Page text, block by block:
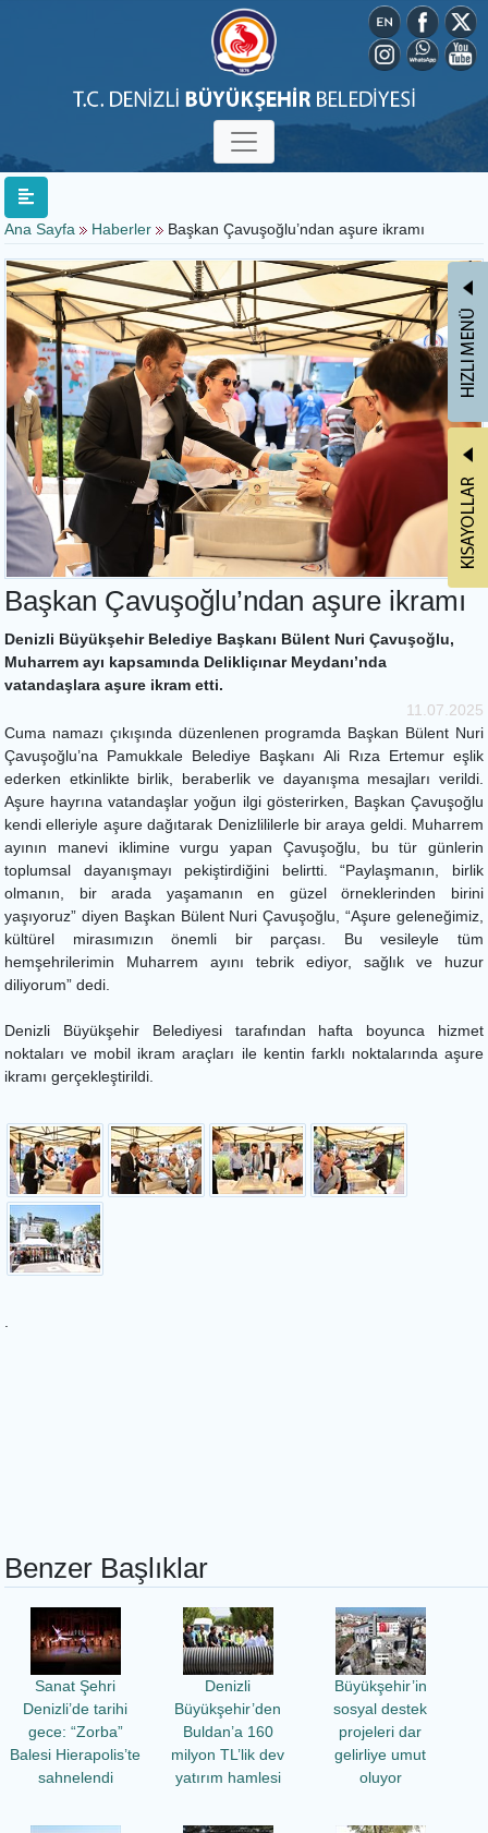
Ana Sayfa Haberler Başkan Çavuşoğlu’ndan aşure ikramı
Başkan Çavuşoğlu’ndan aşure ikramı
Denizli Büyükşehir Belediye Başkanı Bülent Nuri Çavuşoğlu,
Muharrem ayı kapsamında Delikliçınar Meydanı’nda
vatandaşlara aşure ikram etti.
11.07.2025
Cuma namazı çıkışında düzenlenen programda Başkan Bülent Nuri
Çavuşoğlu’na Pamukkale Belediye Başkanı Ali Rıza Ertemur eşlik
ederken etkinlikte birlik, beraberlik ve dayanışma mesajları verildi.
Aşure hayrına vatandaşlar yoğun ilgi gösterirken, Başkan Çavuşoğlu
kendi elleriyle aşure dağıtarak Denizlililerle bir araya geldi. Muharrem
ayının manevi iklimine vurgu yapan Çavuşoğlu, bu tür günlerin
toplumsal dayanışmayı pekiştirdiğini belirtti. “Paylaşmanın, birlik
olmanın, bir arada yaşamanın en güzel örneklerinden birini
yaşıyoruz” diyen Başkan Bülent Nuri Çavuşoğlu, “Aşure geleneğimiz,
kültürel mirasımızın önemli bir parçası. Bu vesileyle tüm
hemşehrilerimin Muharrem ayını tebrik ediyor, sağlık ve huzur
diliyorum” dedi.
Denizli Büyükşehir Belediyesi tarafından hafta boyunca hizmet
noktaları ve mobil ikram araçları ile kentin farklı noktalarında aşure
ikramı gerçekleştirildi.
.
Benzer Başlıklar
Sanat Şehri
Denizli’de tarihi
gece: “Zorba”
Balesi Hierapolis’te
sahnelendi
Denizli
Büyükşehir’den
Buldan’a 160
milyon TL’lik dev
yatırım hamlesi
Büyükşehir’in
sosyal destek
projeleri dar
gelirliye umut
oluyor